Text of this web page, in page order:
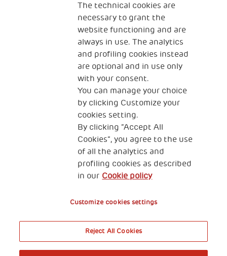
Human Safety Net hitro širilo kot globalna skupnost
partnerskih nevladnih organizacij in tudi s hitrim
uvajanjem dejavnosti za doseganje učinka na
lokalne skupnosti.
The technical cookies are
necessary to grant the
website functioning and are
always in use. The analytics
and profiling cookies instead
are optional and in use only
with your consent.
You can manage your choice
by clicking Customize your
cookies setting.
By clicking “Accept All
Cookies”, you agree to the use
of all the analytics and
profiling cookies as described
in our Cookie policy
Customize cookies settings
Reject All Cookies